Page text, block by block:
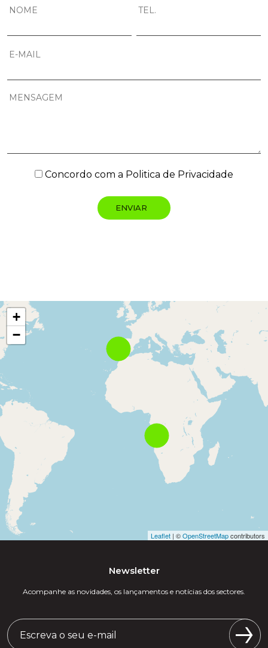
Concordo com a Politica de Privacidade
+
−
Leaflet | ©OpenStreetMapcontributors
Newsletter
Acompanhe as novidades, os lançamentos e notícias dos sectores.